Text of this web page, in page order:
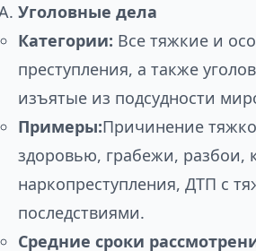
Уголовные дела
Категории: Все тяжкие и
преступления, а также
изъятые из подсудности
Примеры:Причинение
здоровью, грабежи, разбои,
наркопреступления, ДТП с
последствиями.
Средние сроки